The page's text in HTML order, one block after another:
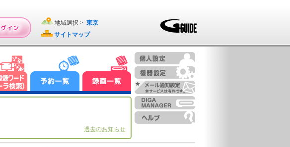
地域選択 > 東京
サイトマップ
過去のお知らせ